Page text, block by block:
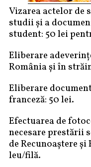
Vizarea actelor de
studii și a
student: 50 lei
Eliberare
România și în
Eliberare
franceză: 50 lei.
Efectuarea de
necesare prestării
de Recunoaștere
leu/filă.